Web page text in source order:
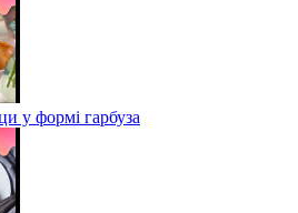
у формі гарбуза